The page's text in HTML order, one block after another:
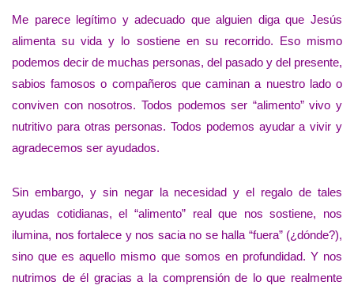
Me parece legítimo y adecuado que alguien diga que Jesús
alimenta su vida y lo sostiene en su recorrido. Eso mismo
podemos decir de muchas personas, del pasado y del presente,
sabios famosos o compañeros que caminan a nuestro lado o
conviven con nosotros. Todos podemos ser “alimento” vivo y
nutritivo para otras personas. Todos podemos ayudar a vivir y
agradecemos ser ayudados.
Sin embargo, y sin negar la necesidad y el regalo de tales
ayudas cotidianas, el “alimento” real que nos sostiene, nos
ilumina, nos fortalece y nos sacia no se halla “fuera” (¿dónde?),
sino que es aquello mismo que somos en profundidad. Y nos
nutrimos de él gracias a la comprensión de lo que realmente